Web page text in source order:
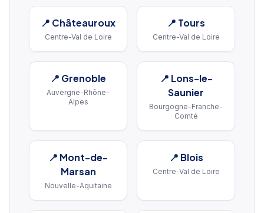
📍 Châteauroux
Centre-Val de Loire
📍 Tours
Centre-Val de Loire
📍 Grenoble
Auvergne-Rhône-
Alpes
📍 Lons-le-
Saunier
Bourgogne-Franche-
Comté
📍 Mont-de-
Marsan
Nouvelle-Aquitaine
📍 Blois
Centre-Val de Loire